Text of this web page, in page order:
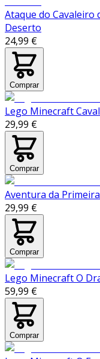
Ataque do Cavaleiro
Deserto
24,99 €
Comprar
Lego Minecraft
29,99 €
Comprar
Aventura da
29,99 €
Comprar
Lego Minecraft O
59,99 €
Comprar